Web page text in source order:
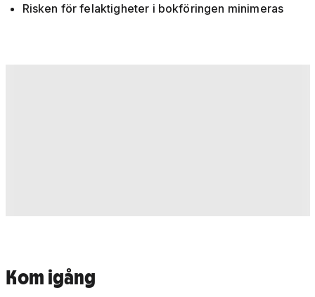
Risken för felaktigheter i bokföringen minimeras
Kom igång